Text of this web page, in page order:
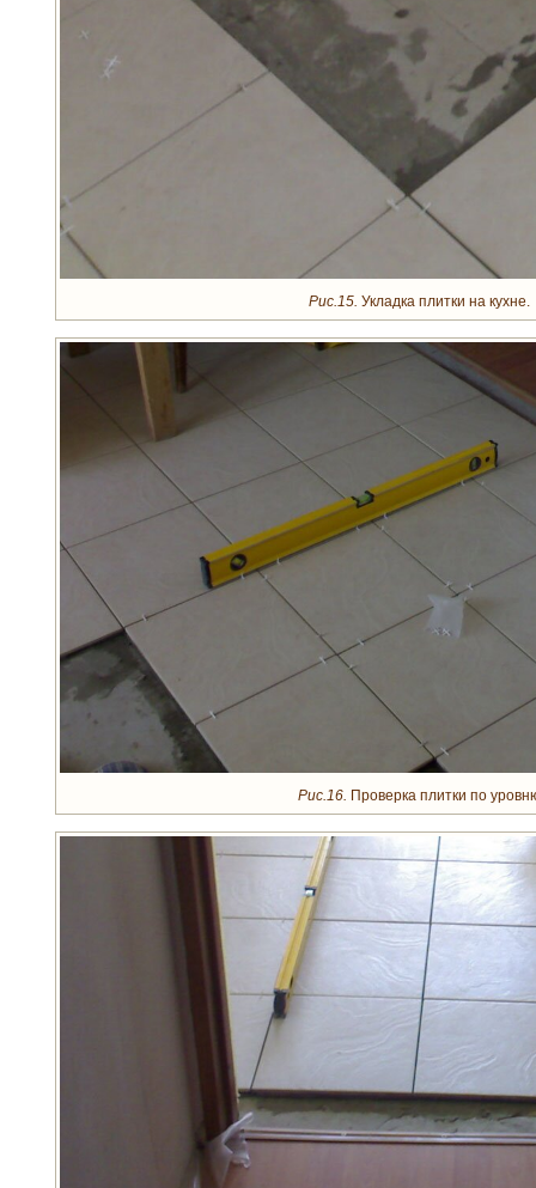
Рис.15. Укладка плитки на кухне.
Рис.16. Проверка плитки по